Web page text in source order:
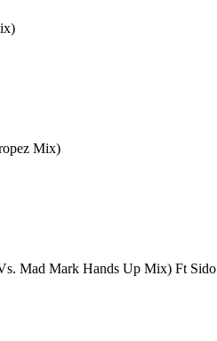
Mix)
Mad Mark Hands Up Mix) Ft